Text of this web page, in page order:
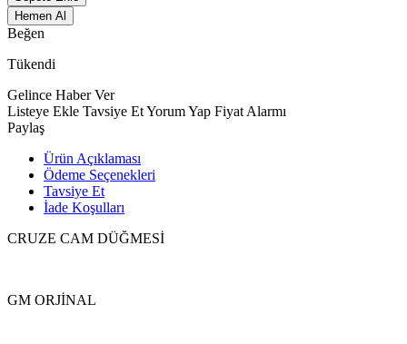
Hemen Al
Beğen
Tükendi
Gelince Haber Ver
Listeye Ekle Tavsiye EtYorum Yap Fiyat Alarmı
Paylaş
Ürün Açıklaması
Ödeme Seçenekleri
Tavsiye Et
İade Koşulları
CRUZE CAM DÜĞMESİ
GM ORJİNAL